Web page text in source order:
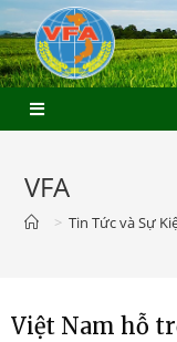
VFA
> Tin Tức và Sự
Việt Nam hỗ